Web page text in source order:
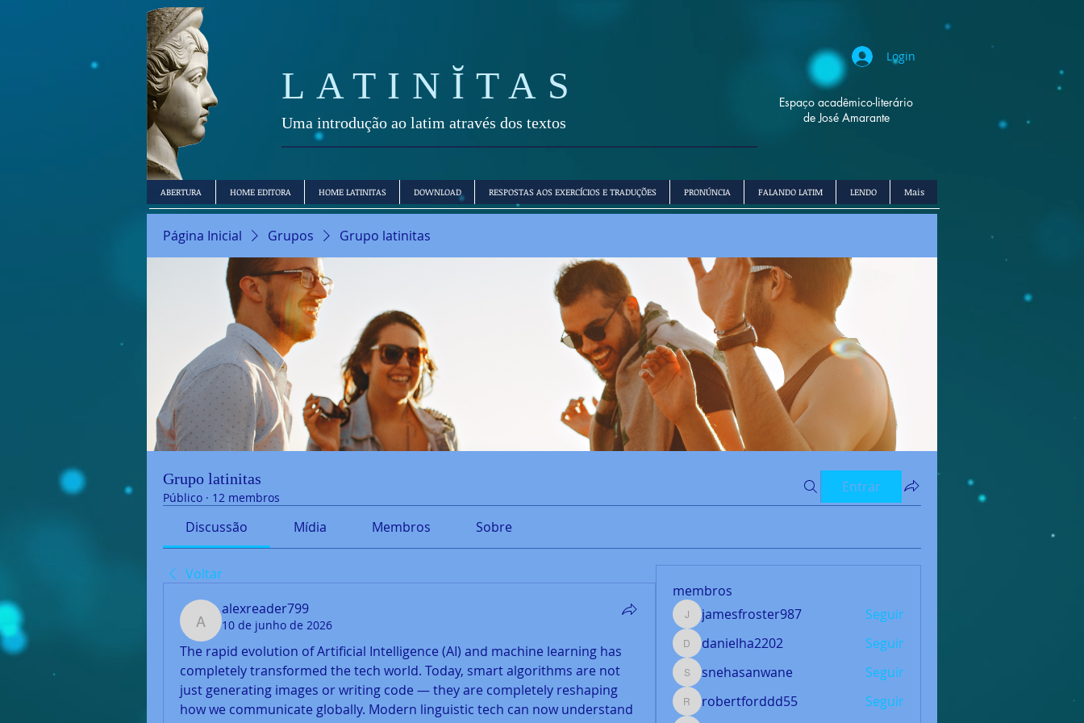
LATINĬTAS
Uma introdução ao latim através dos textos
Espaço acadêmico-literário
de José Amarante
ABERTURA HOME EDITORA HOME LATINITAS DOWNLOAD RESPOSTAS AOS EXERCÍCIOS E TRADUÇÕES PRONÚNCIA FALANDO LATIM LENDO Mais
Login
Página Inicial Grupos Grupo latinitas
Grupo latinitas
Público · 12 membros
Entrar
Discussão Mídia Membros Sobre
Voltar
alexreader799
alexreader799
10 de junho de 2026
The rapid evolution of Artificial Intelligence (AI) and machine learning has
completely transformed the tech world. Today, smart algorithms are not
just generating images or writing code — they are completely reshaping
how we communicate globally. Modern linguistic tech can now understand
membros
jamesfroster987
jamesfroster987 Seguir
danielha2202
danielha2202 Seguir
snehasanwane
snehasanwane Seguir
robertforddd55
robertforddd55
Seguir